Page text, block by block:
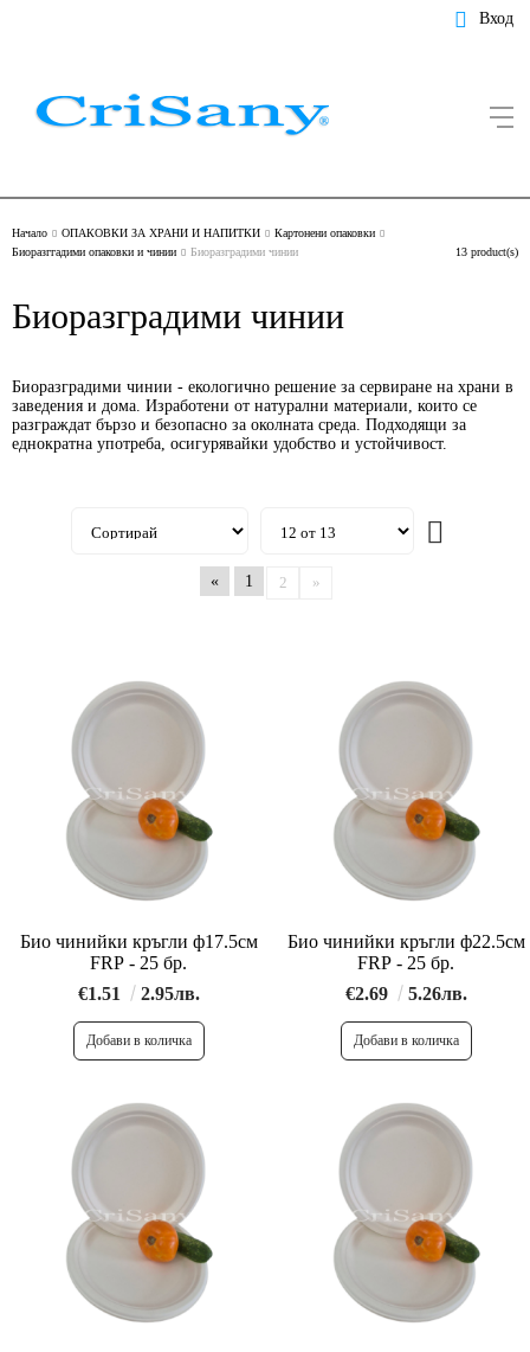
Вход
Начало ОПАКОВКИ ЗА ХРАНИ И НАПИТКИ
Картонени опаковки
Биоразггадими опаковки и чинии
Биоразградими чинии 13 product(s)
Биоразградими чинии
Биоразградими чинии - екологично решение за сервиране на храни в
заведения и дома. Изработени от натурални материали, които се
разграждат бързо и безопасно за околната среда. Подходящи за
еднократна употреба, осигурявайки удобство и устойчивост.
« 1 2 »
Био чинийки кръгли ф17.5см
FRP - 25 бр.
€1.51
2.95лв.
Био чинийки кръгли ф22.5см
FRP - 25 бр.
€2.69
5.26лв.